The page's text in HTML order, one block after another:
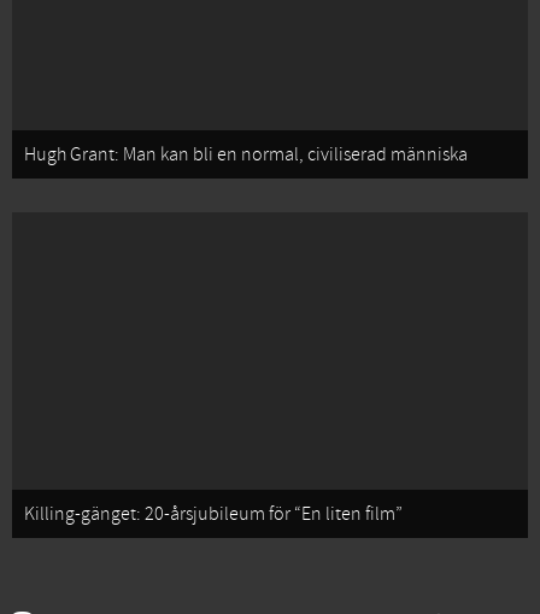
Hugh Grant: Man kan bli en normal, civiliserad människa
Killing-gänget: 20-årsjubileum för “En liten film”